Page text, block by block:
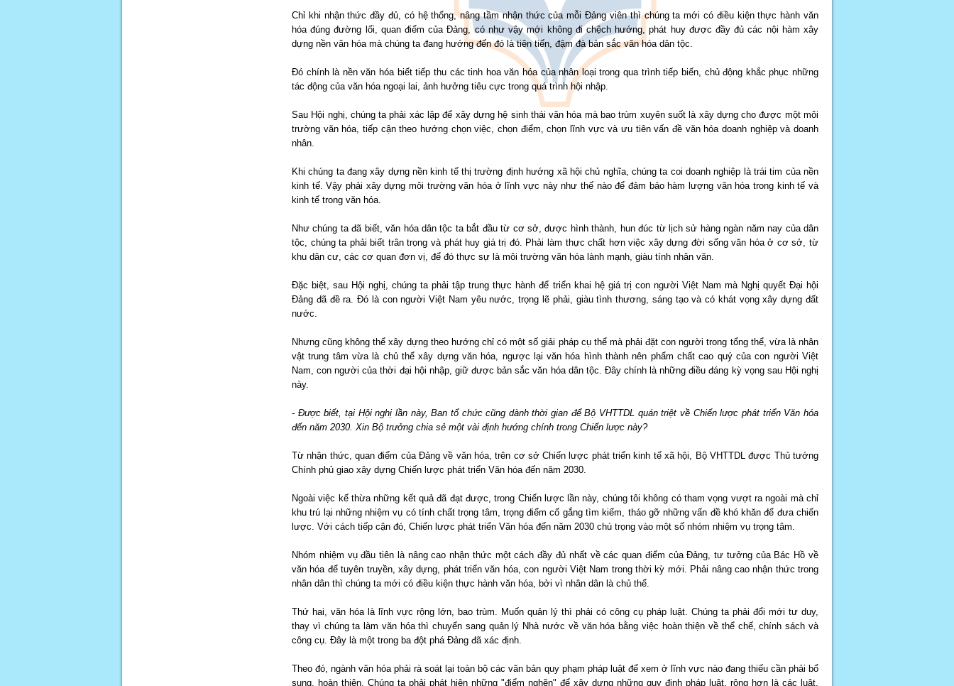
Chỉ khi nhận thức đầy đủ, có hệ thống, nâng tầm nhận thức của mỗi Đảng viên thì chúng ta mới có điều kiện thực hành văn
hóa đúng đường lối, quan điểm của Đảng, có như vậy mới không đi chệch hướng, phát huy được đầy đủ các nội hàm xây
dựng nền văn hóa mà chúng ta đang hướng đến đó là tiên tiến, đậm đà bản sắc văn hóa dân tộc.
Đó chính là nền văn hóa biết tiếp thu các tinh hoa văn hóa của nhân loại trong qua trình tiếp biến, chủ động khắc phục những
tác động của văn hóa ngoại lai, ảnh hưởng tiêu cực trong quá trình hội nhập.
Sau Hội nghị, chúng ta phải xác lập để xây dựng hệ sinh thái văn hóa mà bao trùm xuyên suốt là xây dựng cho được một môi
trường văn hóa, tiếp cận theo hướng chọn việc, chọn điểm, chọn lĩnh vực và ưu tiên vấn đề văn hóa doanh nghiệp và doanh
nhân.
Khi chúng ta đang xây dựng nền kinh tế thị trường định hướng xã hội chủ nghĩa, chúng ta coi doanh nghiệp là trái tim của nền
kinh tế. Vậy phải xây dựng môi trường văn hóa ở lĩnh vực này như thế nào để đảm bảo hàm lượng văn hóa trong kinh tế và
kinh tế trong văn hóa.
Như chúng ta đã biết, văn hóa dân tộc ta bắt đầu từ cơ sở, được hình thành, hun đúc từ lịch sử hàng ngàn năm nay của dân
tộc, chúng ta phải biết trân trọng và phát huy giá trị đó. Phải làm thực chất hơn việc xây dựng đời sống văn hóa ở cơ sở, từ
khu dân cư, các cơ quan đơn vị, để đó thực sự là môi trường văn hóa lành mạnh, giàu tính nhân văn.
Đặc biệt, sau Hội nghị, chúng ta phải tập trung thực hành để triển khai hệ giá trị con người Việt Nam mà Nghị quyết Đại hội
Đảng đã đề ra. Đó là con người Việt Nam yêu nước, trọng lẽ phải, giàu tình thương, sáng tạo và có khát vọng xây dựng đất
nước.
Nhưng cũng không thể xây dựng theo hướng chỉ có một số giải pháp cụ thể mà phải đặt con người trong tổng thể, vừa là nhân
vật trung tâm vừa là chủ thể xây dựng văn hóa, ngược lại văn hóa hình thành nên phẩm chất cao quý của con người Việt
Nam, con người của thời đại hội nhập, giữ được bản sắc văn hóa dân tộc. Đây chính là những điều đáng kỳ vọng sau Hội nghị
này.
- Được biết, tại Hội nghị lần này, Ban tổ chức cũng dành thời gian để Bộ VHTTDL quán triệt về Chiến lược phát triển Văn hóa
đến năm 2030. Xin Bộ trưởng chia sẻ một vài định hướng chính trong Chiến lược này?
Từ nhận thức, quan điểm của Đảng về văn hóa, trên cơ sở Chiến lược phát triển kinh tế xã hội, Bộ VHTTDL được Thủ tướng
Chính phủ giao xây dựng Chiến lược phát triển Văn hóa đến năm 2030.
Ngoài việc kế thừa những kết quả đã đạt được, trong Chiến lược lần này, chúng tôi không có tham vọng vượt ra ngoài mà chỉ
khu trú lại những nhiệm vụ có tính chất trọng tâm, trọng điểm cố gắng tìm kiếm, tháo gỡ những vấn đề khó khăn để đưa chiến
lược. Với cách tiếp cận đó, Chiến lược phát triển Văn hóa đến năm 2030 chú trọng vào một số nhóm nhiệm vụ trọng tâm.
Nhóm nhiệm vụ đầu tiên là nâng cao nhận thức một cách đầy đủ nhất về các quan điểm của Đảng, tư tưởng của Bác Hồ về
văn hóa để tuyên truyền, xây dựng, phát triển văn hóa, con người Việt Nam trong thời kỳ mới. Phải nâng cao nhận thức trong
nhân dân thì chúng ta mới có điều kiện thực hành văn hóa, bởi vì nhân dân là chủ thể.
Thứ hai, văn hóa là lĩnh vực rộng lớn, bao trùm. Muốn quản lý thì phải có công cụ pháp luật. Chúng ta phải đổi mới tư duy,
thay vì chúng ta làm văn hóa thì chuyển sang quản lý Nhà nước về văn hóa bằng việc hoàn thiện về thể chế, chính sách và
công cụ. Đây là một trong ba đột phá Đảng đã xác định.
Theo đó, ngành văn hóa phải rà soát lại toàn bộ các văn bản quy phạm pháp luật để xem ở lĩnh vực nào đang thiếu cần phải bổ
sung, hoàn thiện. Chúng ta phải phát hiện những "điểm nghẽn" để xây dựng những quy định pháp luật, rộng hơn là các luật,